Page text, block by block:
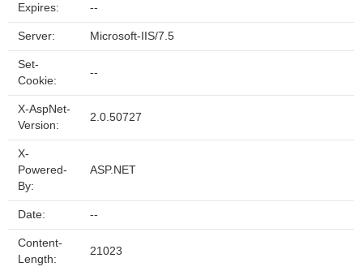
Expires: --
Server: Microsoft-IIS/7.5
Set-
Cookie:
--
X-AspNet-
Version:
2.0.50727
X-
Powered-
By:
ASP.NET
Date: --
Content-
Length:
21023